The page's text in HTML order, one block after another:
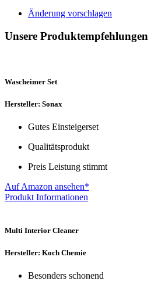
Änderung vorschlagen
Unsere Produktempfehlungen
Wascheimer Set
Hersteller: Sonax
Gutes Einsteigerset
Qualitätsprodukt
Preis Leistung stimmt
Auf Amazon ansehen*
Produkt Informationen
Multi Interior Cleaner
Hersteller: Koch Chemie
Besonders schonend